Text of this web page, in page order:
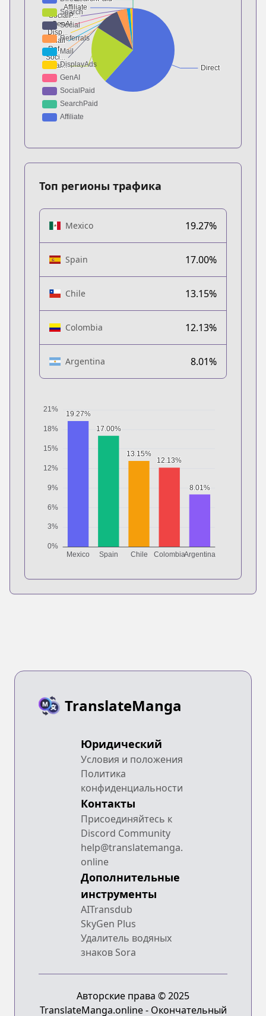
Топ регионы трафика
Mexico 19.27%
Spain 17.00%
Chile 13.15%
Colombia 12.13%
Argentina 8.01%
TranslateManga
Юридический
Условия и положения
Политика
конфиденциальности
Контакты
Присоединяйтесь к
Discord Community
help@translatemanga.
online
Дополнительные
инструменты
AITransdub
SkyGen Plus
Удалитель водяных
знаков Sora
Авторские права © 2025
TranslateManga.online - Окончательный